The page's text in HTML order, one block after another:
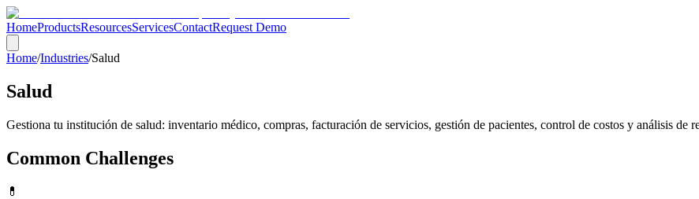
HomeProductsResourcesServicesContactRequest Demo
Home/Industries/Salud
Salud
Gestiona tu institución de salud: inventario médico, compras, facturación de servicios, gestión de pacientes, control de costos y análisis de
Common Challenges
💊